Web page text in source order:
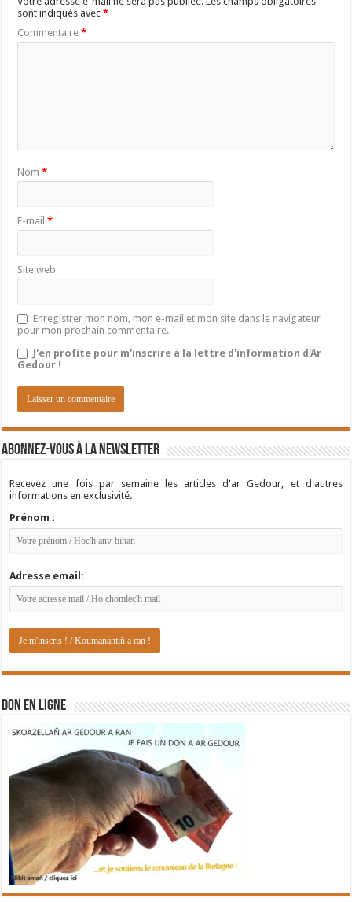
sont indiqués avec*
Commentaire*
Nom*
E-mail*
Site web
Enregistrer mon nom, mon e-mail et mon site dans le navigateur
pour mon prochain commentaire.
J'en profite pour m'inscrire à la lettre d'information d'Ar
Gedour !
Abonnez-vous à la newsletter
Recevez une fois par semaine les articles d'ar Gedour, et d'autres
informations en exclusivité.
Prénom :
Adresse email:
DON EN LIGNE